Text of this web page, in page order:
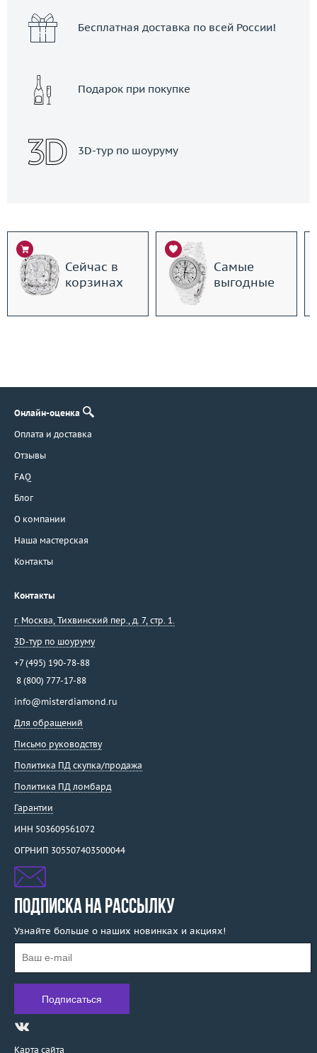
Бесплатная доставка по всей России!
Подарок при покупке
3D-тур по шоуруму
Сейчас в
корзинах
Самые
выгодные
Онлайн-оценка
Оплата и доставка
Отзывы
FAQ
Блог
О компании
Наша мастерская
Контакты
Контакты
г. Москва Тихвинский пер., д. 7, стр. 1.
3D-тур по шоуруму
+7 (495) 190-78-88
8 (800) 777-17-88
info@misterdiamond.ru
Для обращений
Письмо руководству
Политика ПД скупка/продажа
Политика ПД ломбард
Гарантии
ИНН 503609561072
ОГРНИП 305507403500044
ПОДПИСКА НА РАССЫЛКУ
Узнайте больше о наших новинках и акциях!
Карта сайта